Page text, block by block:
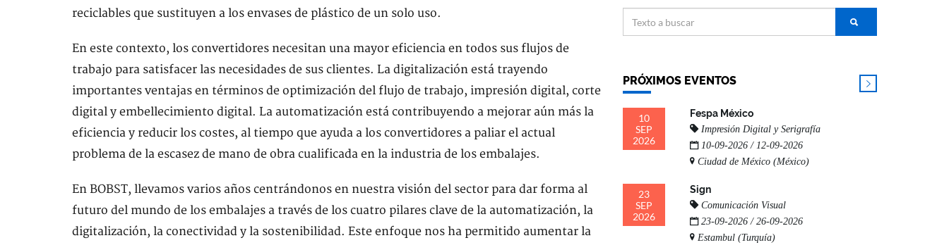
reciclables que sustituyen a los envases de plástico de un solo uso.
En este contexto, los convertidores necesitan una mayor eficiencia en todos sus flujos de
trabajo para satisfacer las necesidades de sus clientes. La digitalización está trayendo
importantes ventajas en términos de optimización del flujo de trabajo, impresión digital, corte
digital y embellecimiento digital. La automatización está contribuyendo a mejorar aún más la
eficiencia y reducir los costes, al tiempo que ayuda a los convertidores a paliar el actual
problema de la escasez de mano de obra cualificada en la industria de los embalajes.
En BOBST, llevamos varios años centrándonos en nuestra visión del sector para dar forma al
futuro del mundo de los embalajes a través de los cuatro pilares clave de la automatización, la
digitalización, la conectividad y la sostenibilidad. Este enfoque nos ha permitido aumentar la
PRÓXIMOS EVENTOS
10
SEP
2026
Fespa México
Impresión Digital y Serigrafía
10-09-2026 / 12-09-2026
Ciudad de México (México)
23
SEP
2026
Sign
Comunicación Visual
23-09-2026 / 26-09-2026
Estambul (Turquía)